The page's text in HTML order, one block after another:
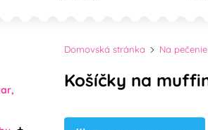
Domovská stránka Na pečenie
Košíčky na